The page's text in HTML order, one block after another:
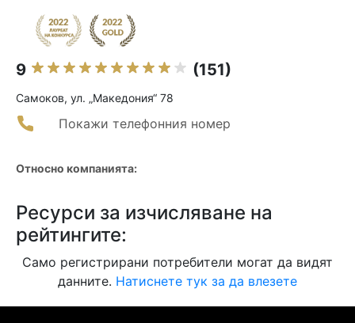
9 (151)
Самоков, ул. „Македония“ 78
Покажи телефонния номер
Относно компанията:
Ресурси за изчисляване на
рейтингите:
Само регистрирани потребители могат да видят
данните. Натиснете тук за да влезете